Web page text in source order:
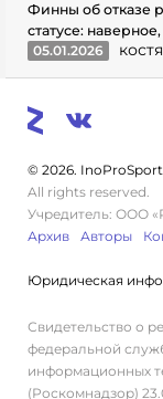
Финны об отказе
статусе:
05.01.2026
© 2026. InoProSport
All rights reserved.
Учредитель: ООО
Архив
Авторы
Юридическая
Свидетельство о
федеральной
информационных
(Роскомнадзор)